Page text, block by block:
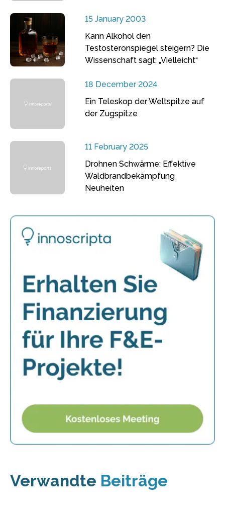
15 January 2003
Kann Alkohol den
Testosteronspiegel steigern? Die
Wissenschaft sagt: „Vielleicht“
18 December 2024
Ein Teleskop der Weltspitze auf
der Zugspitze
11 February 2025
Drohnen Schwärme: Effektive
Waldbrandbekämpfung
Neuheiten
Verwandte Beiträge